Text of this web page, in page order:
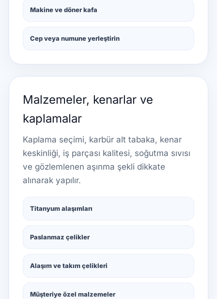
Makine ve döner kafa
Cep veya numune yerleştirin
Malzemeler, kenarlar ve
kaplamalar
Kaplama seçimi, karbür alt tabaka, kenar
keskinliği, iş parçası kalitesi, soğutma sıvısı
ve gözlemlenen aşınma şekli dikkate
alınarak yapılır.
Titanyum alaşımları
Paslanmaz çelikler
Alaşım ve takım çelikleri
Müşteriye özel malzemeler